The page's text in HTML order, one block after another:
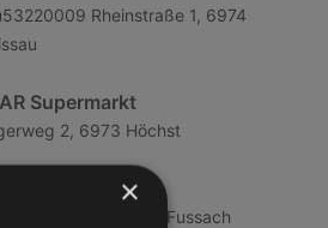
Rheinstraße 1, 6974
Supermarkt
2, 6973 Höchst
Supermarkt
80, 6972 Fussach
×